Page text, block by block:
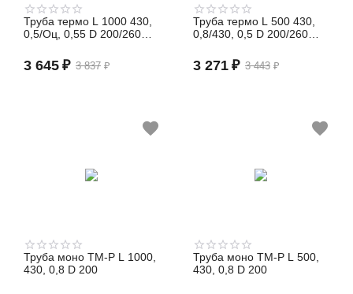
Труба термо L 1000 430,
0,5/Оц, 0,55 D 200/260
3 837 ₽
3 645 ₽
Труба термо L 500 430,
0,8/430, 0,5 D 200/260
3 443 ₽
3 271 ₽
Труба моно TM-P L 1000,
430, 0,8 D 200
Труба моно TM-P L 500,
430, 0,8 D 200